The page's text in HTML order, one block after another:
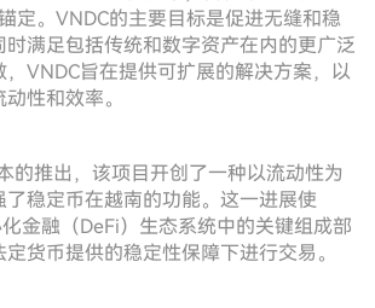
定。VNDC的主要目标是促进无缝和稳
时满足包括传统和数字资产在内的更广泛
VNDC旨在提供可扩展的解决方案，以
性和效率。
的推出，该项目开创了一种以流动性为
稳定币在越南的功能。这一进展使
金融（DeFi）生态系统中的关键组成部
货币提供的稳定性保障下进行交易。